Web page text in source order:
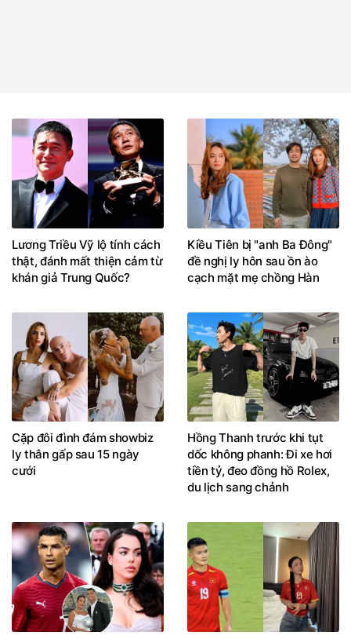
Lương Triều Vỹ lộ tính cách
thật, đánh mất thiện cảm từ
khán giả Trung Quốc?
Kiều Tiên bị "anh Ba Đông"
đề nghị ly hôn sau ồn ào
cạch mặt mẹ chồng Hàn
Cặp đôi đình đám showbiz
ly thân gấp sau 15 ngày
cưới
Hồng Thanh trước khi tụt
dốc không phanh: Đi xe hơi
tiền tỷ, đeo đồng hồ Rolex,
du lịch sang chảnh